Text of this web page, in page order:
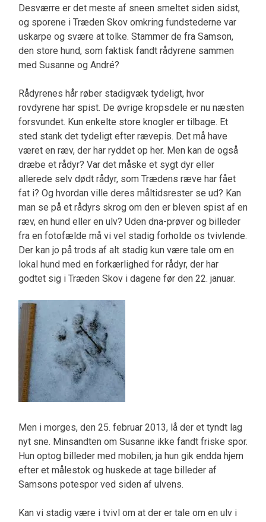
Desværre er det meste af sneen smeltet siden sidst,
og sporene i Træden Skov omkring fundstederne var
uskarpe og svære at tolke. Stammer de fra Samson,
den store hund, som faktisk fandt rådyrene sammen
med Susanne og André?
Rådyrenes hår røber stadigvæk tydeligt, hvor
rovdyrene har spist. De øvrige kropsdele er nu næsten
forsvundet. Kun enkelte store knogler er tilbage. Et
sted stank det tydeligt efter rævepis. Det må have
været en ræv, der har ryddet op her. Men kan de også
dræbe et rådyr? Var det måske et sygt dyr eller
allerede selv dødt rådyr, som Trædens ræve har fået
fat i? Og hvordan ville deres måltidsrester se ud? Kan
man se på et rådyrs skrog om den er bleven spist af en
ræv, en hund eller en ulv? Uden dna-prøver og billeder
fra en fotofælde må vi vel stadig forholde os tvivlende.
Der kan jo på trods af alt stadig kun være tale om en
lokal hund med en forkærlighed for rådyr, der har
godtet sig i Træden Skov i dagene før den 22. januar.
Men i morges, den 25. februar 2013, lå der et tyndt lag
nyt sne. Minsandten om Susanne ikke fandt friske spor.
Hun optog billeder med mobilen; ja hun gik endda hjem
efter et målestok og huskede at tage billeder af
Samsons potespor ved siden af ulvens.
Kan vi stadig være i tvivl om at der er tale om en ulv i